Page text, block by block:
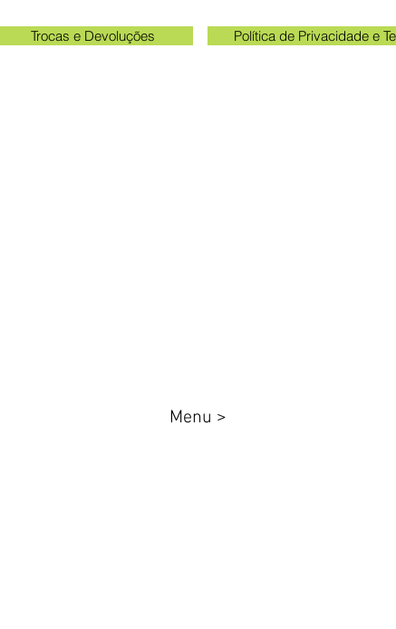
Trocas e Devoluções Política de Privacidade e
Menu >